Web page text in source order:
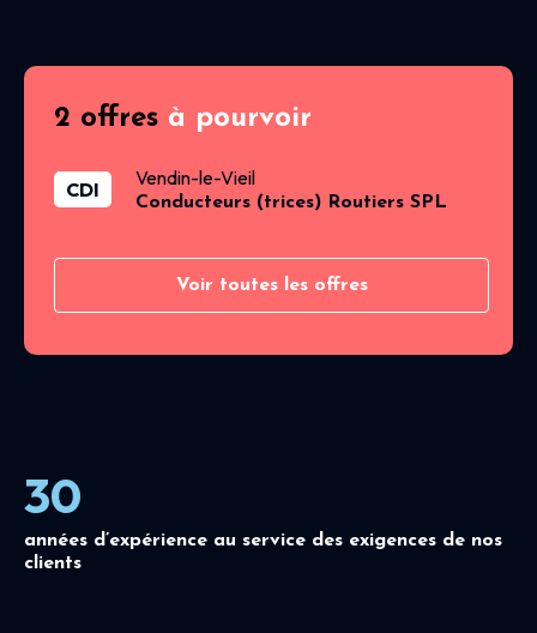
2 offres à pourvoir
CDI Vendin-le-Vieil
Conducteurs (trices) Routiers SPL
Voir toutes les offres
30
années d’expérience au service des exigences de nos
clients